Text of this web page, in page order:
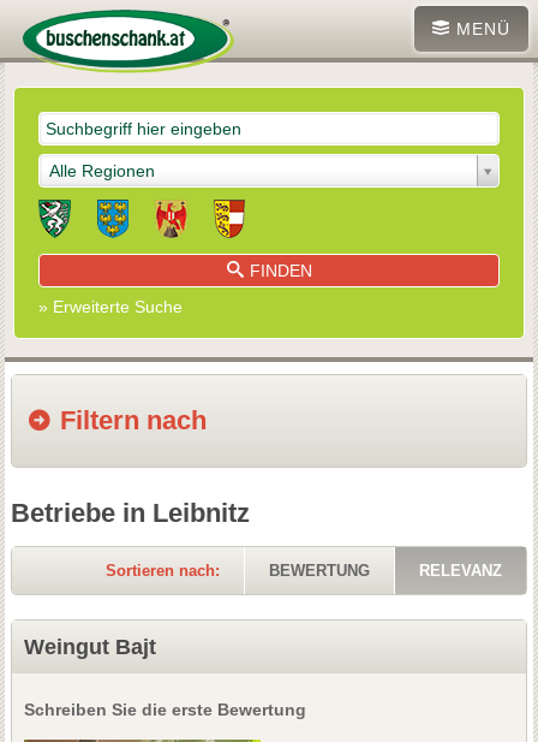
MENÜ
Alle Regionen
FINDEN
» Erweiterte Suche
Filtern nach
Betriebe in Leibnitz
Sortieren nach: BEWERTUNG RELEVANZ
Weingut Bajt
Schreiben Sie die erste Bewertung